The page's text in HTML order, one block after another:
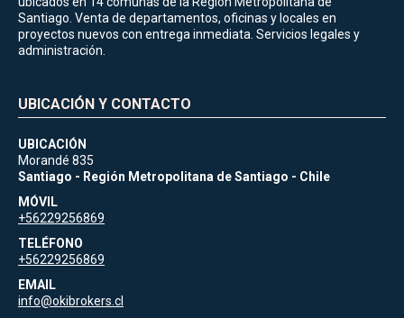
Santiago. Venta de departamentos, oficinas y locales en
proyectos nuevos con entrega inmediata. Servicios legales y
administración.
UBICACIÓN Y CONTACTO
UBICACIÓN
Morandé 835
Santiago - Región Metropolitana de Santiago - Chile
MÓVIL
+56229256869
TELÉFONO
+56229256869
EMAIL
info@okibrokers.cl